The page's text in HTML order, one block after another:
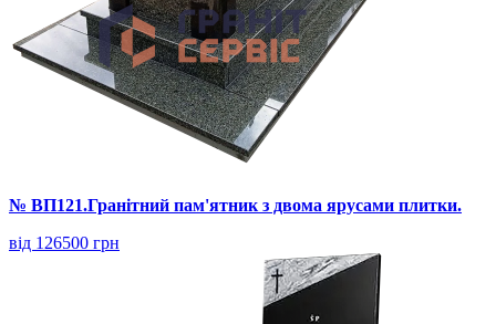
№ ВП121.Гранітний пам'ятник з двома ярусами плитки.
від 126500 грн